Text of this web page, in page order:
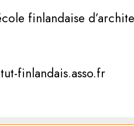
finlandaise
finlandais.asso.fr